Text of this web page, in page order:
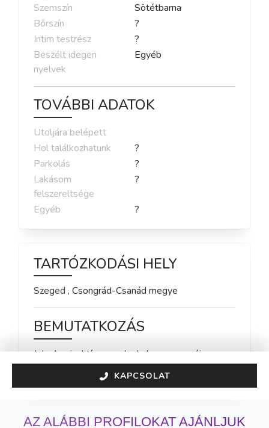
Szemszín
Sötétbarna
Bőrszín
?
Intim testrész
?
Beszélt idegen
nyelvek
Egyéb
TOVÁBBI ADATOK
Utoljára belépett
Hol találkozhatunk
?
Parkolás
?
Lakásom
felszereltsége
?
Egyéb ?
TARTÓZKODÁSI HELY
Szeged , Csongrád-Csanád megye
BEMUTATKOZÁS
Jelenleg inaktív vagyok, de hamarosan újra
KAPCSOLAT
AZ ALÁBBI PROFILOKAT AJÁNLJUK